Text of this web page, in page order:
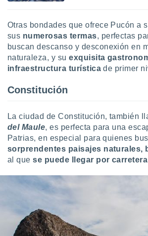
Otras bondades que ofrece Pucón a
sus numerosas termas, perfectas
buscan descanso y desconexión en
naturaleza, y suexquisita
infraestructura turística de primer
Constitución
La ciudad de Constitución, también
del Maule, es perfecta para una
Patrias, en especial para quienes
sorprendentes paisajes naturales,
al quese puede llegar por